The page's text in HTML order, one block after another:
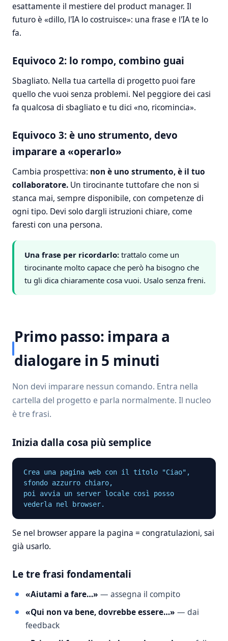
esattamente il mestiere del product manager. Il
futuro è «dillo, l'IA lo costruisce»: una frase e l'IA te lo
fa.
Equivoco 2: lo rompo, combino guai
Sbagliato. Nella tua cartella di progetto puoi fare
quello che vuoi senza problemi. Nel peggiore dei casi
fa qualcosa di sbagliato e tu dici «no, ricomincia».
Equivoco 3: è uno strumento, devo
imparare a «operarlo»
Cambia prospettiva: non è uno strumento, è il tuo
collaboratore. Un tirocinante tuttofare che non si
stanca mai, sempre disponibile, con competenze di
ogni tipo. Devi solo dargli istruzioni chiare, come
faresti con una persona.
Una frase per ricordarlo: trattalo come un
tirocinante molto capace che però ha bisogno che
tu gli dica chiaramente cosa vuoi. Usalo senza freni.
Primo passo: impara a
dialogare in 5 minuti
Non devi imparare nessun comando. Entra nella
cartella del progetto e parla normalmente. Il nucleo
è tre frasi.
Inizia dalla cosa più semplice
Crea una pagina web con il titolo "Ciao",
sfondo azzurro chiaro,
poi avvia un server locale così posso
vederla nel browser.
Se nel browser appare la pagina = congratulazioni, sai
già usarlo.
Le tre frasi fondamentali
«Aiutami a fare…» — assegna il compito
«Qui non va bene, dovrebbe essere…» — dai
feedback